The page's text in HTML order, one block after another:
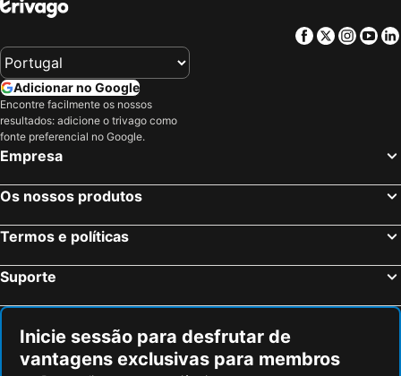
Facebook
Twitter
Adicionar no Google
Encontre facilmente os nossos
resultados: adicione o trivago como
fonte preferencial no Google.
Empresa
Os nossos produtos
Termos e políticas
Suporte
Inicie sessão para desfrutar de
vantagens exclusivas para membros